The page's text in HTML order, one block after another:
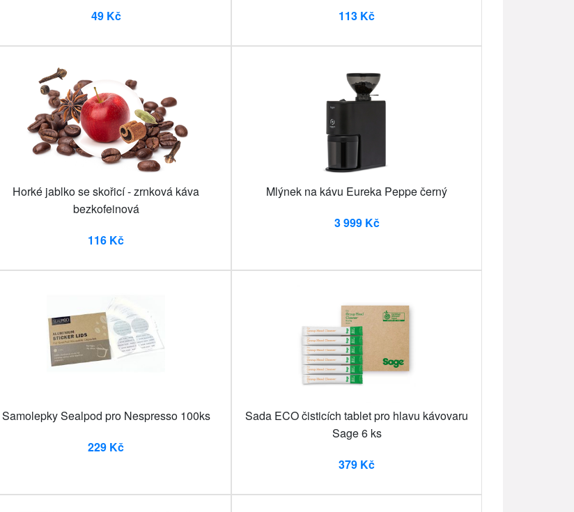
49 Kč
113 Kč
Horké jablko se skořicí - zrnková káva
bezkofeinová
116 Kč
Mlýnek na kávu Eureka Peppe černý
3 999 Kč
Samolepky Sealpod pro Nespresso 100ks
229 Kč
Sada ECO čisticích tablet pro hlavu kávovaru
Sage 6 ks
379 Kč